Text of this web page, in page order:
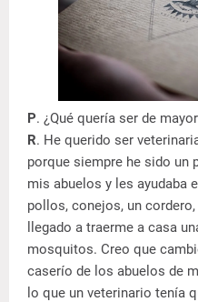
P. ¿Qué quería ser de
R. He querido ser
porque siempre he sido un
mis abuelos y les ayudaba
pollos, conejos, un
llegado a traerme a casa
mosquitos. Creo que
caserío de los abuelos de
lo que un veterinario tenía